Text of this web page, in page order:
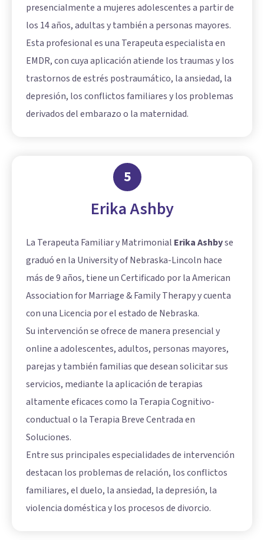
presencialmente a mujeres adolescentes a partir de
los 14 años, adultas y también a personas mayores.
Esta profesional es una Terapeuta especialista en
EMDR, con cuya aplicación atiende los traumas y los
trastornos de estrés postraumático, la ansiedad, la
depresión, los conflictos familiares y los problemas
derivados del embarazo o la maternidad.
5
Erika Ashby
La Terapeuta Familiar y Matrimonial Erika Ashbyse
graduó en la University of Nebraska-Lincoln hace
más de 9 años, tiene un Certificado por la American
Association for Marriage & Family Therapy y cuenta
con una Licencia por el estado de Nebraska.
Su intervención se ofrece de manera presencial y
online a adolescentes, adultos, personas mayores,
parejas y también familias que desean solicitar sus
servicios, mediante la aplicación de terapias
altamente eficaces como la Terapia Cognitivo-
conductual o la Terapia Breve Centrada en
Soluciones.
Entre sus principales especialidades de intervención
destacan los problemas de relación, los conflictos
familiares, el duelo, la ansiedad, la depresión, la
violencia doméstica y los procesos de divorcio.